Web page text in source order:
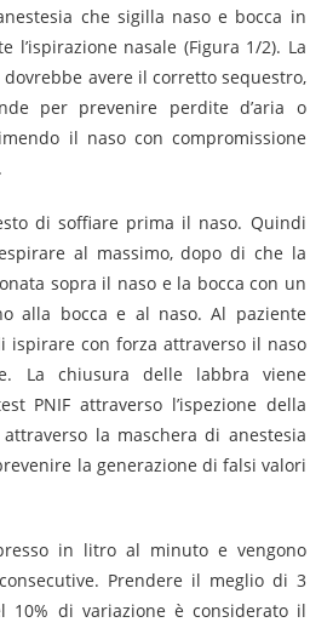
che sigilla naso e bocca in
l’ispirazione nasale (Figura 1/2). La
avere il corretto sequestro,
per prevenire perdite d’aria o
il naso con compromissione
di soffiare prima il naso. Quindi
al massimo, dopo di che la
sopra il naso e la bocca con un
alla bocca e al naso. Al paziente
ispirare con forza attraverso il naso
La chiusura delle labbra viene
PNIF attraverso l’ispezione della
la maschera di anestesia
la generazione di falsi valori
in litro al minuto e vengono
Prendere il meglio di 3
10% di variazione è considerato il